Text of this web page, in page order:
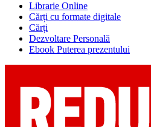
Librarie Online
Cărți cu formate digitale
Cărți
Dezvoltare Personală
Ebook Puterea prezentului